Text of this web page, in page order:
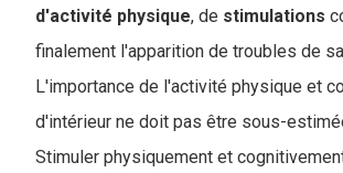
d'activité physique, de stimulations
finalement l'apparition de troubles de
L'importance de l'activité physique et
d'intérieur ne doit pas être sous-
Stimuler physiquement et